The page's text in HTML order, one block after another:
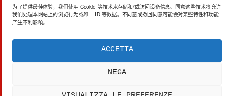
为了提供最佳体验，我们使用 Cookie 等技术来存储和/或访问设备信息。同意这些技术将允许
我们处理本网站上的浏览行为或唯一 ID 等数据。不同意或撤回同意可能会对某些特性和功能
产生不利影响。
ACCETTA
NEGA
钾盐价格上涨41%：巴西减少依赖